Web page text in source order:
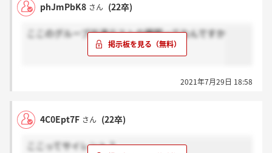
phJmPbK8 さん (22卒)
ここのグループ共通テストの種類ってなんですか
2021年7月29日 18:58
4C0Ept7F さん (22卒)
ここってサイレント？